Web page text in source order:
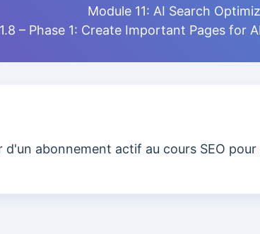
Module 11: AI Search
– Phase 1: Create Important Pages for
d'un abonnement actif au cours SEO